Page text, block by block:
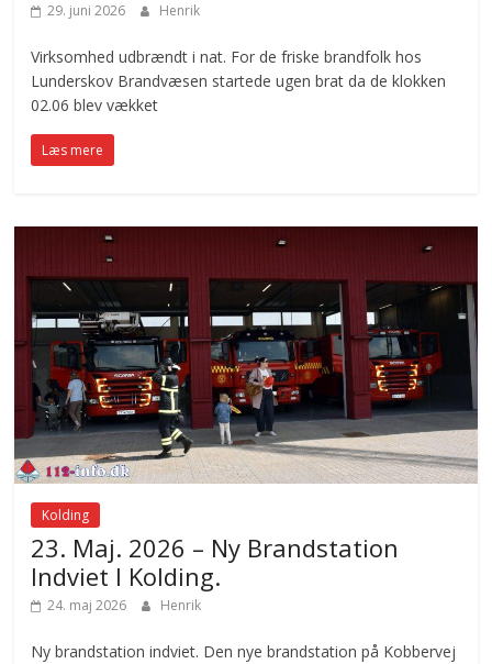
29. juni 2026 Henrik
Virksomhed udbrændt i nat. For de friske brandfolk hos
Lunderskov Brandvæsen startede ugen brat da de klokken
02.06 blev vækket
Læs mere
Kolding
23. Maj. 2026 – Ny Brandstation
Indviet I Kolding.
24. maj 2026 Henrik
Ny brandstation indviet. Den nye brandstation på Kobbervej